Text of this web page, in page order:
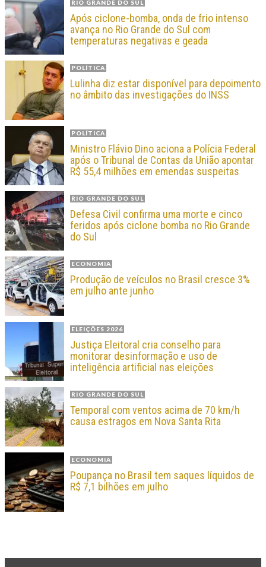
RIO GRANDE DO SUL
Após ciclone-bomba, onda de frio intenso
avança no Rio Grande do Sul com
temperaturas negativas e geada
POLÍTICA
Lulinha diz estar disponível para depoimento
no âmbito das investigações do INSS
POLÍTICA
Ministro Flávio Dino aciona a Polícia Federal
após o Tribunal de Contas da União apontar
R$ 55,4 milhões em emendas suspeitas
RIO GRANDE DO SUL
Defesa Civil confirma uma morte e cinco
feridos após ciclone bomba no Rio Grande
do Sul
ECONOMIA
Produção de veículos no Brasil cresce 3%
em julho ante junho
ELEIÇÕES 2026
Justiça Eleitoral cria conselho para
monitorar desinformação e uso de
inteligência artificial nas eleições
RIO GRANDE DO SUL
Temporal com ventos acima de 70 km/h
causa estragos em Nova Santa Rita
ECONOMIA
Poupança no Brasil tem saques líquidos de
R$ 7,1 bilhões em julho